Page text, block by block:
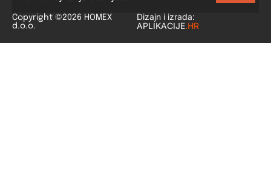
Copyright ©2026 HOMEX
d.o.o.
Dizajn i izrada:
APLIKACIJE.HR